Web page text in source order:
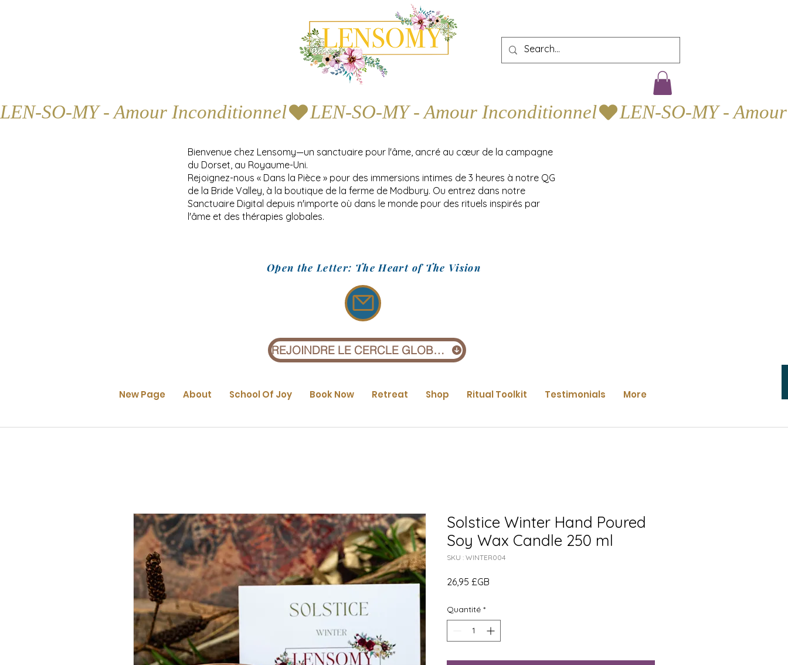
LEN-SO-MY - Amour Inconditionnel
Bienvenue chez Lensomy—un sanctuaire pour l'âme, ancré au cœur de la campagne
du Dorset, au Royaume-Uni.
Rejoignez-nous « Dans la Pièce » pour des immersions intimes de 3 heures à notre QG
de la Bride Valley, à la boutique de la ferme de Modbury. Ou entrez dans notre
Sanctuaire Digital depuis n'importe où dans le monde pour des rituels inspirés par
l'âme et des thérapies globales.
Open the Letter: The Heart of The Vision
REJOINDRE LE CERCLE GLOBAL (1 £)
New Page About School Of Joy Book Now Retreat Shop Ritual Toolkit Testimonials More
Solstice Winter Hand Poured
Soy Wax Candle 250 ml
SKU : WINTER004
26,95 £GB
Quantité *